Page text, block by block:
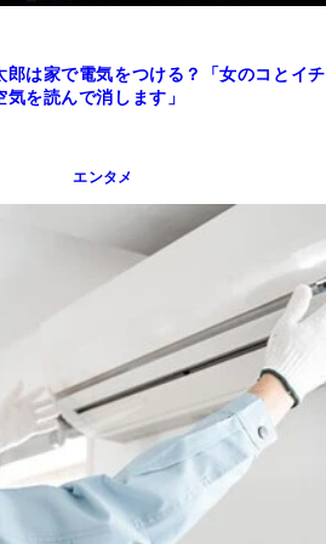
郎は家で電気をつける？「女のコとイチ
を読んで消します」
エンタメ